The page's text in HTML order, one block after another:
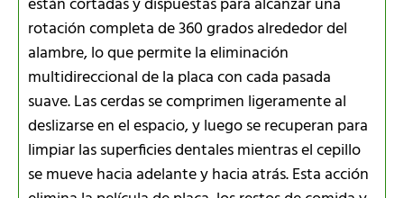
rotación completa de 360 grados alrededor del
alambre, lo que permite la eliminación
multidireccional de la placa con cada pasada
suave. Las cerdas se comprimen ligeramente al
deslizarse en el espacio, y luego se recuperan para
limpiar las superficies dentales mientras el cepillo
se mueve hacia adelante y hacia atrás. Esta acción